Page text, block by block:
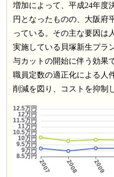
増加によって、平成24年度
円となったものの、大阪府
っている。その主な要因は
実施している貝塚新生プラ
与カットの開始に伴う効果
職員定数の適正化による人
削減を図り、コストを抑制